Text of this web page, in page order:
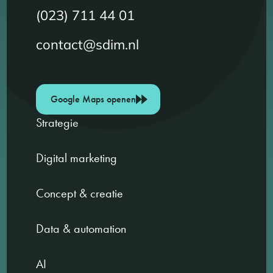
(023) 711 44 01
contact@sdim.nl
Google Maps openen
Strategie
Digital marketing
Concept & creatie
Data & automation
AI